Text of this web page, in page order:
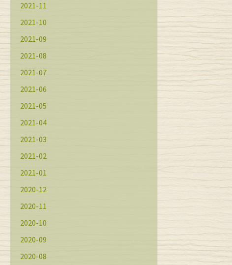
2021-11
2021-10
2021-09
2021-08
2021-07
2021-06
2021-05
2021-04
2021-03
2021-02
2021-01
2020-12
2020-11
2020-10
2020-09
2020-08